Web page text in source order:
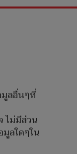
ลอื่นๆที่
ไม่มีส่วน
ลใดๆใน